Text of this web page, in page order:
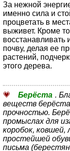
За нежной
именно сила и
процветать в
выживет. Кроме
почву, делая ее
растений,
этого дерева.
Берёста .
веществ
прочностью.
промыслах для
коробок, ковшей,
простейшей
письма